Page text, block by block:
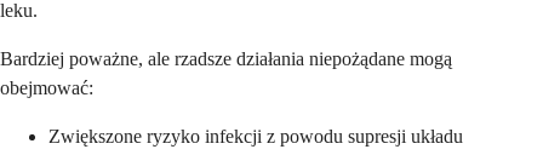
leku.
Bardziej poważne, ale rzadsze działania niepożądane mogą
obejmować:
Zwiększone ryzyko infekcji z powodu supresji układu